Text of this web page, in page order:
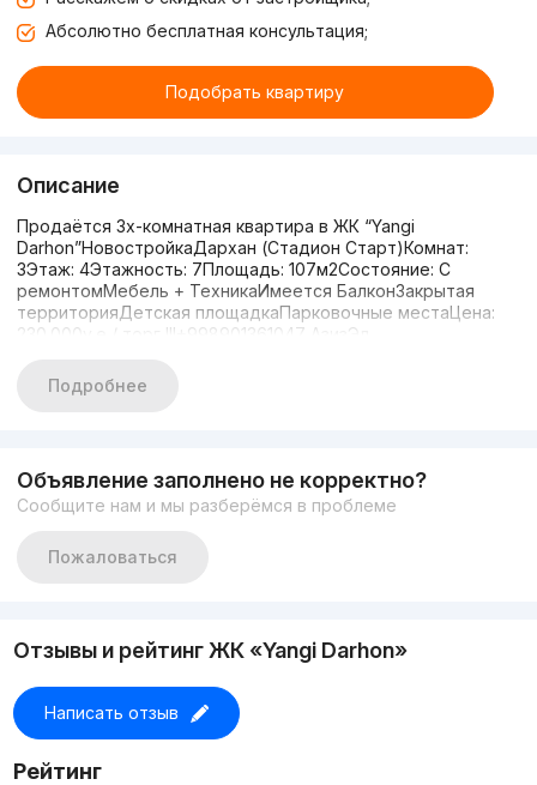
Абсолютно бесплатная консультация;
Подобрать квартиру
Описание
Продаётся 3х-комнатная квартира в ЖК “Yangi
Darhon”НовостройкаДархан (Стадион Старт)Комнат:
3Этаж: 4Этажность: 7Площадь: 107м2Состояние: С
ремонтомМебель + ТехникаИмеется БалконЗакрытая
территорияДетская площадкаПарковочные местаЦена:
230.000у.е / торг !!!+998901361047 АзизЭл
Подробнее
Объявление заполнено не корректно?
Сообщите нам и мы разберёмся в проблеме
Пожаловаться
Отзывы и рейтинг ЖК «Yangi Darhon»
Написать отзыв
Рейтинг